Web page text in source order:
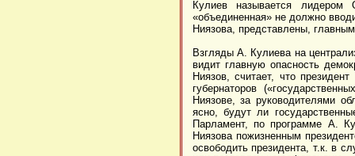
Кулиев называется лидером
«объединенная» не должно
Ниязова, представлены,
Взгляды А. Кулиева на
видит главную опасность
Ниязов, считает, что
губернаторов
Ниязове, за руководителями
ясно, будут ли
Парламент, по программе А.
Ниязова пожизненным
освободить президента, т.к. в